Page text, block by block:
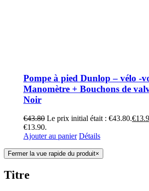
Pompe à pied Dunlop – vélo -
Manomètre + Bouchons de
Noir
€43.80 Le prix initial était : €43.80.€
€13.90.
Ajouter au panier Détails
Fermer la vue rapide du produit×
Titre